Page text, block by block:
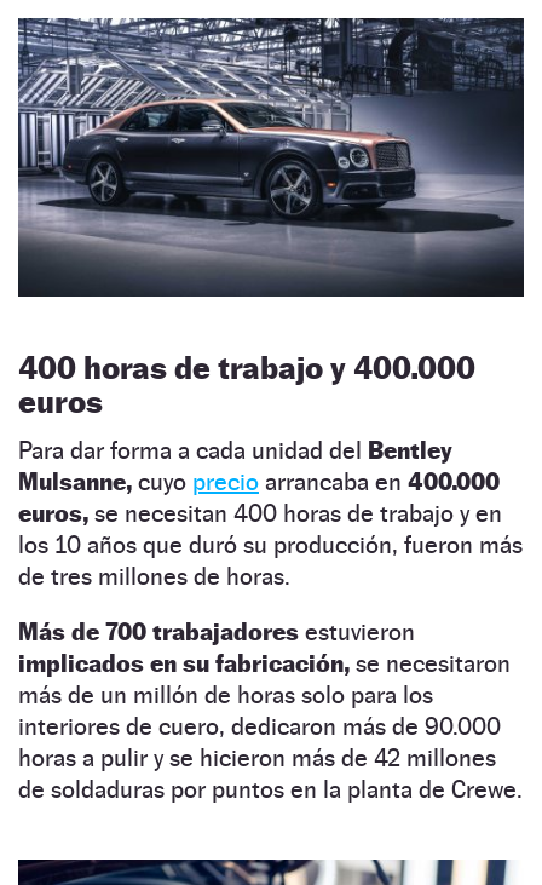
400 horas de trabajo y 400.000
euros
Para dar forma a cada unidad del Bentley
Mulsanne, cuyo precio arrancaba en 400.000
euros, se necesitan 400 horas de trabajo y en
los 10 años que duró su producción, fueron más
de tres millones de horas.
Más de 700 trabajadores estuvieron
implicados en su fabricación, se necesitaron
más de un millón de horas solo para los
interiores de cuero, dedicaron más de 90.000
horas a pulir y se hicieron más de 42 millones
de soldaduras por puntos en la planta de Crewe.